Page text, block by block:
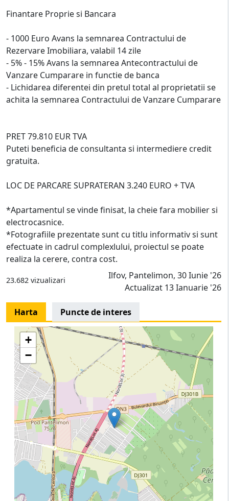
Finantare Proprie si Bancara
- 1000 Euro Avans la semnarea Contractului de
Rezervare Imobiliara, valabil 14 zile
- 5% - 15% Avans la semnarea Antecontractului de
Vanzare Cumparare in functie de banca
- Lichidarea diferentei din pretul total al proprietatii se
achita la semnarea Contractului de Vanzare Cumparare
PRET 79.810 EUR TVA
Puteti beneficia de consultanta si intermediere credit
gratuita.
LOC DE PARCARE SUPRATERAN 3.240 EURO + TVA
*Apartamentul se vinde finisat, la cheie fara mobilier si
electrocasnice.
*Fotografiile prezentate sunt cu titlu informativ si sunt
efectuate in cadrul complexlului, proiectul se poate
realiza la cerere, contra cost.
23.682 vizualizari
Ilfov, Pantelimon, 30 Iunie '26
Actualizat 13 Ianuarie '26
Harta Puncte de interes
+
−